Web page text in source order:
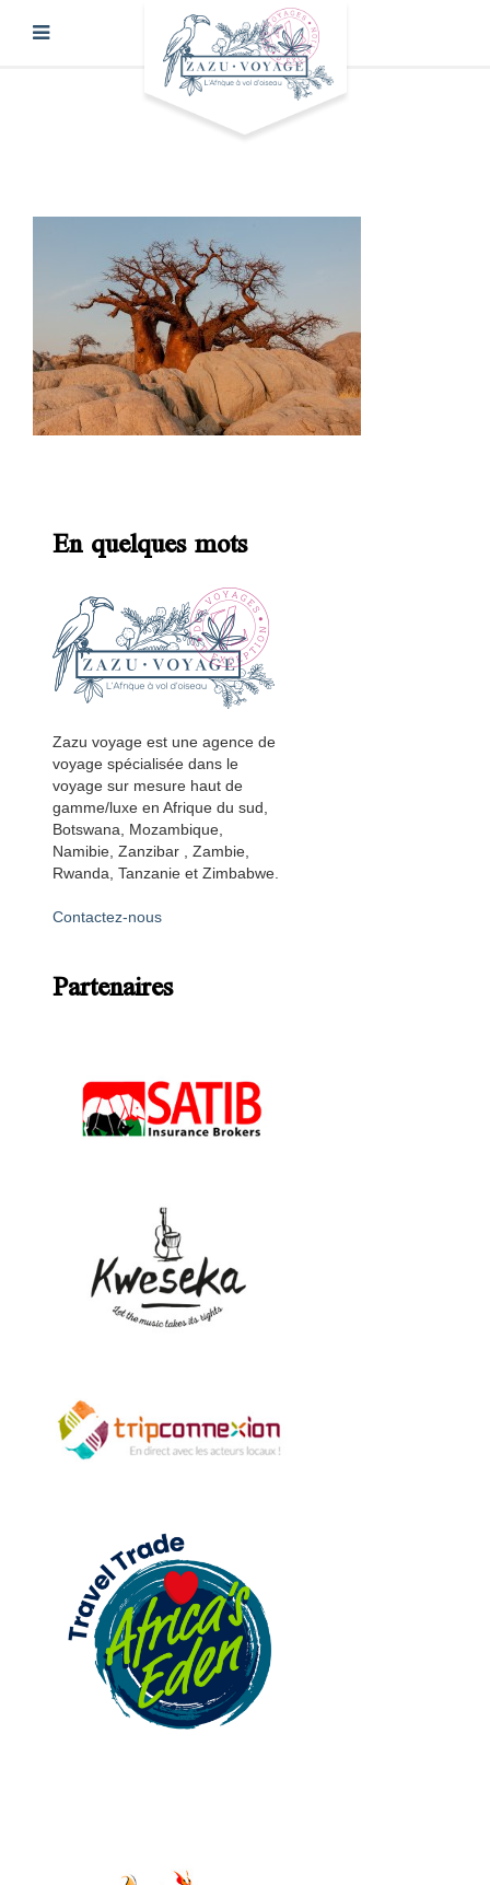
En quelques mots
Zazu voyage est une agence de
voyage spécialisée dans le
voyage sur mesure haut de
gamme/luxe en Afrique du sud,
Botswana, Mozambique,
Namibie, Zanzibar , Zambie,
Rwanda, Tanzanie et Zimbabwe.
Contactez-nous
Partenaires